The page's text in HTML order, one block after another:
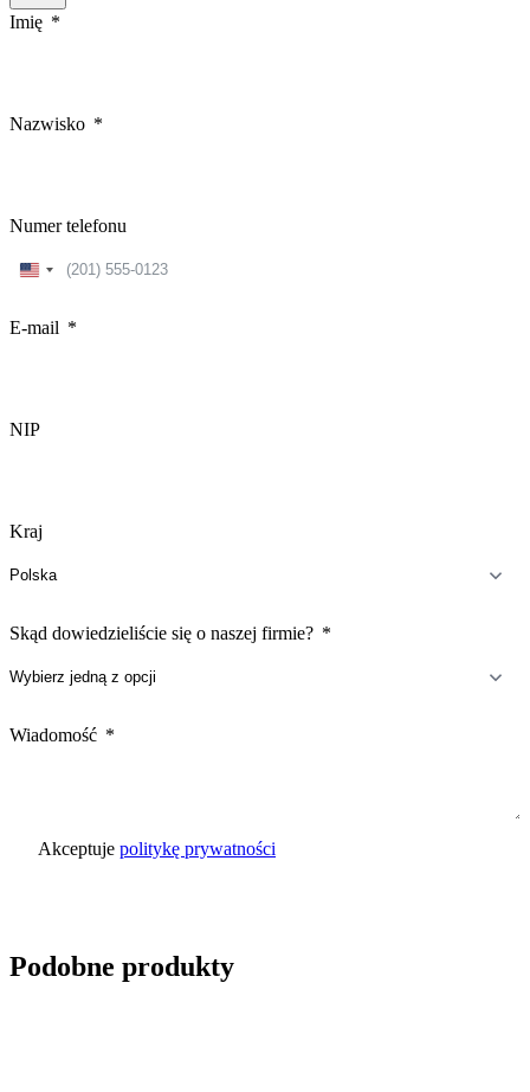
Imię
Nazwisko
Numer telefonu
United
E-mail
NIP
Kraj
Skąd dowiedzieliście się o naszej firmie?
Wiadomość
Akceptuje politykę prywatności
Podobne produkty